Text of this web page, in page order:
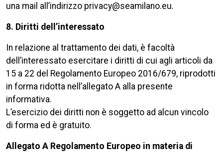
una mail all’indirizzo privacy@seamilano.eu.
8. Diritti dell’interessato
In relazione al trattamento dei dati, è facoltà
dell’interessato esercitare i diritti di cui agli articoli da
15 a 22 del Regolamento Europeo 2016/679, riprodotti
in forma ridotta nell’allegato A alla presente
informativa.
L’esercizio dei diritti non è soggetto ad alcun vincolo
di forma ed è gratuito.
Allegato A Regolamento Europeo in materia di